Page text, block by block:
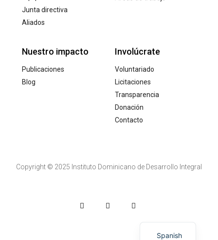
Junta directiva
Aliados
Nuestro impacto
Publicaciones
Blog
Involúcrate
Voluntariado
Licitaciones
Transparencia
Donación
Contacto
Copyright © 2025 Instituto Dominicano de Desarrollo Integral
Spanish